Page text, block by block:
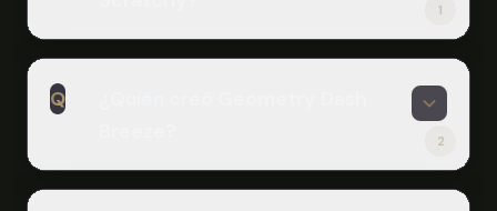
A
navegador y comienza a jugar este
1
Q
A
2